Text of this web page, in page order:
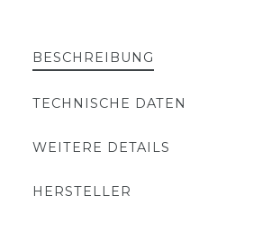
BESCHREIBUNG
TECHNISCHE DATEN
WEITERE DETAILS
HERSTELLER